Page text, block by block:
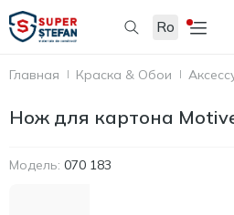
Ro
Главная Краска & Обои
Нож для картона
Модель: 070 183